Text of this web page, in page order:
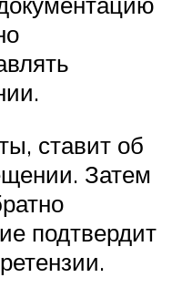
ставит об
Затем
подтвердит